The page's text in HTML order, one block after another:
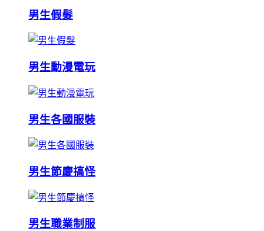
男生假髮
男生動漫電玩
男生各國服裝
男生節慶搞怪
男生職業制服